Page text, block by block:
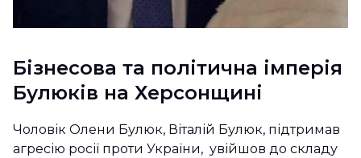
Бізнесова та політична імперія
Булюків на Херсонщині
Чоловік Олени Булюк, Віталій Булюк, підтримав
агресію росії проти України, увійшов до складу